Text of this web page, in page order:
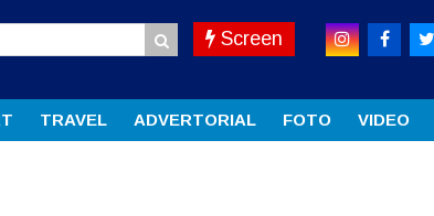
Screen
TRAVEL ADVERTORIAL FOTO VIDEO